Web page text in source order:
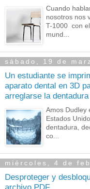
Cuando
nosotros nos
T-1000 con
mund...
sábado, 19 de
Un estudiante se
aparato dental en 3D
arreglarse la dentadura
Amos Dudley
Estados
dentadura,
co...
miércoles, 4 de
Desproteger y